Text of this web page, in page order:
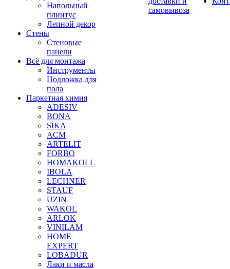
Напольный
плинтус
Лепной декор
Стены
Стеновые
панели
Всё для монтажа
Инструменты
Подложка для
пола
Паркетная химия
ADESIV
BONA
SIKA
ACM
ARTELIT
FORBO
HOMAKOLL
IBOLA
LECHNER
STAUF
UZIN
WAKOL
ARLOK
VINILAM
HOME
EXPERT
LOBADUR
Лаки и масла
самовывоза